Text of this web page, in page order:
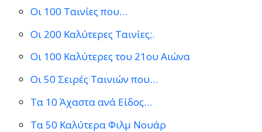
Οι 100 Ταινίες που…
Οι 200 Καλύτερες Ταινίες;.
Οι 100 Καλύτερες του 21ου Αιώνα
Οι 50 Σειρές Ταινιών που…
Τα 10 Άχαστα ανά Είδος…
Τα 50 Καλύτερα Φιλμ Νουάρ